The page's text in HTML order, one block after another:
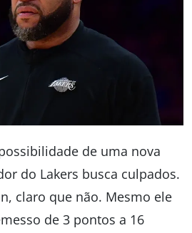
de uma nova
do Lakers busca culpados.
claro que não. Mesmo ele
de 3 pontos a 16